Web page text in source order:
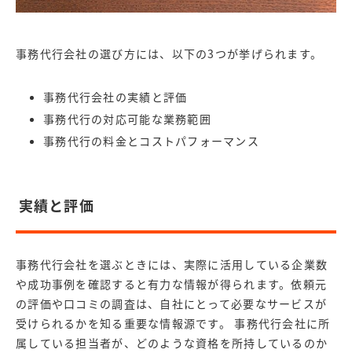
事務代行会社の選び方には、以下の3つが挙げられます。
事務代行会社の実績と評価
事務代行の対応可能な業務範囲
事務代行の料金とコストパフォーマンス
実績と評価
事務代行会社を選ぶときには、実際に活用している企業数
や成功事例を確認すると有力な情報が得られます。依頼元
の評価や口コミの調査は、自社にとって必要なサービスが
受けられるかを知る重要な情報源です。 事務代行会社に所
属している担当者が、どのような資格を所持しているのか